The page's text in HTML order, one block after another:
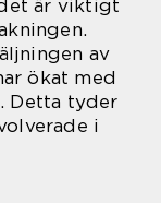
är viktigt
av
ökat med
Detta tyder
i